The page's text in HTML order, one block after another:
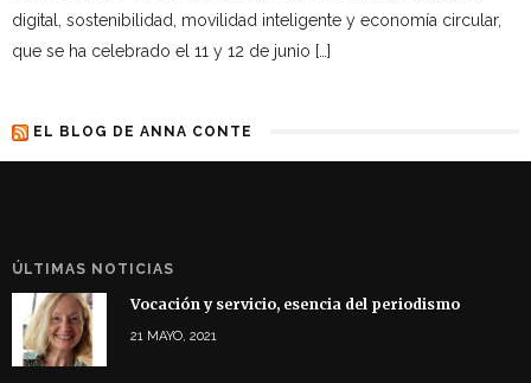
digital, sostenibilidad, movilidad inteligente y economía circular,
que se ha celebrado el 11 y 12 de junio […]
EL BLOG DE ANNA CONTE
ÚLTIMAS NOTICIAS
Vocación y servicio, esencia del periodismo
21 MAYO, 2021